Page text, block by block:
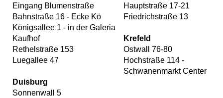
Eingang Blumenstraße
Bahnstraße 16 - Ecke Kö
Königsallee 1 - in der Galeria
Kaufhof
Rethelstraße 153
Luegallee 47
Hauptstraße 17-21
Friedrichstraße 13
Krefeld
Ostwall 76-80
Hochstraße 114 -
Schwanenmarkt Center
Duisburg
Sonnenwall 5